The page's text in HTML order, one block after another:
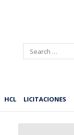
Search
HCL LICITACIONES